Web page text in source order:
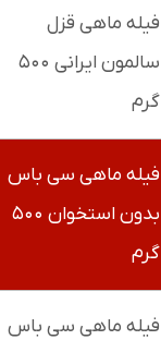
فیله ماهی قزل
سالمون ایرانی ۵۰۰
گرم
فیله ماهی سی باس
بدون استخوان ۵۰۰
گرم
فیله ماهی سی باس